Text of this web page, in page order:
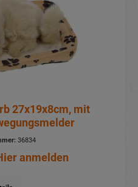
27x19x8cm, mit
36834
anmelden